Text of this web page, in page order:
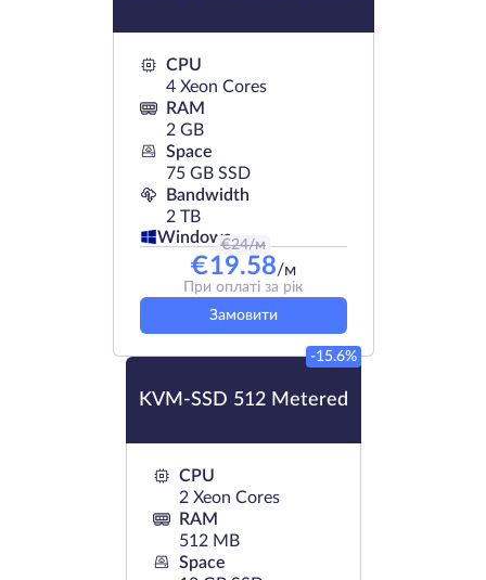
CPU
4 Xeon Cores
RAM
2 GB
Space
75 GB SSD
Bandwidth
2 TB
Windows
€24/м
€19.58/м
При оплаті за рік
Замовити
KVM-SSD 512 Metered
-15.6%
CPU
2 Xeon Cores
RAM
512 MB
Space